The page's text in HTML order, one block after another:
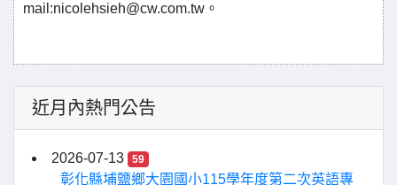
mail:nicolehsieh@cw.com.tw。
近月內熱門公告
2026-07-13 59
彰化縣埔鹽鄉大園國小115學年度第二次英語專